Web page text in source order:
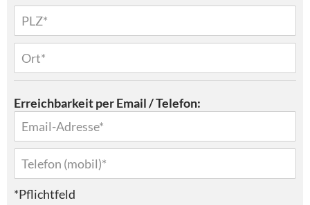
Erreichbarkeit per Email / Telefon:
*Pflichtfeld